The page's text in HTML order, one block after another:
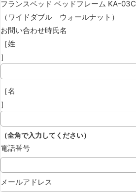
フランスベッド ベッドフレーム KA-03C
（ワイドダブル ウォールナット）
お問い合わせ時氏名
［姓
］
［名
］
（全角で入力してください）
電話番号
メールアドレス